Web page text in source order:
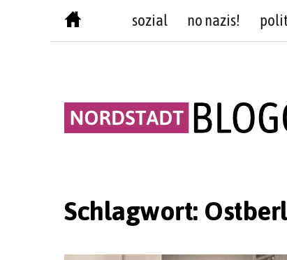
sozial no nazis!
Schlagwort: